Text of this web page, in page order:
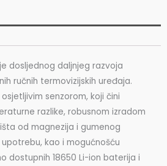
dosljednog daljnjeg razvoja
ručnih termovizijskih uređaja.
senzorom, koji čini
razlike, robusnom izradom
od magnezija i gumenog
kao i mogućnošću
dostupnih 18650 Li-ion baterija i